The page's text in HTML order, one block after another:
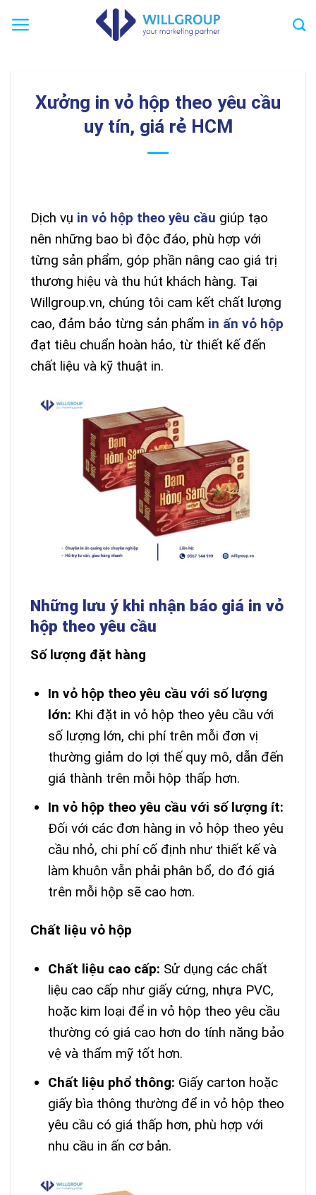
đến
Xưởng in vỏ hộp theo yêu cầu
uy tín, giá rẻ HCM
Dịch vụ in vỏ hộp theo yêu cầu giúp tạo
nên những bao bì độc đáo, phù hợp với
từng sản phẩm, góp phần nâng cao giá trị
thương hiệu và thu hút khách hàng. Tại
Willgroup.vn, chúng tôi cam kết chất lượng
cao, đảm bảo từng sản phẩm in ấn vỏ hộp
đạt tiêu chuẩn hoàn hảo, từ thiết kế đến
chất liệu và kỹ thuật in.
Những lưu ý khi nhận báo giá in vỏ
hộp theo yêu cầu
Số lượng đặt hàng
In vỏ hộp theo yêu cầu với số lượng
lớn: Khi đặt in vỏ hộp theo yêu cầu với
số lượng lớn, chi phí trên mỗi đơn vị
thường giảm do lợi thế quy mô, dẫn đến
giá thành trên mỗi hộp thấp hơn.
In vỏ hộp theo yêu cầu với số lượng ít:
Đối với các đơn hàng in vỏ hộp theo yêu
cầu nhỏ, chi phí cố định như thiết kế và
làm khuôn vẫn phải phân bổ, do đó giá
trên mỗi hộp sẽ cao hơn.
Chất liệu vỏ hộp
Chất liệu cao cấp: Sử dụng các chất
liệu cao cấp như giấy cứng, nhựa PVC,
hoặc kim loại để in vỏ hộp theo yêu cầu
thường có giá cao hơn do tính năng bảo
vệ và thẩm mỹ tốt hơn.
Chất liệu phổ thông: Giấy carton hoặc
giấy bìa thông thường để in vỏ hộp theo
yêu cầu có giá thấp hơn, phù hợp với
nhu cầu in ấn cơ bản.